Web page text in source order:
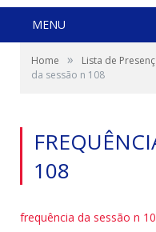
MENU
Home » Lista de
da sessão n 108
108
frequência da sessão n